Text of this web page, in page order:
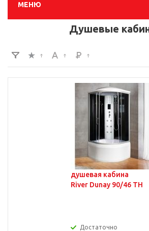
МЕНЮ
Душевые
душевая кабина
River Dunay 90/46 TH
Достаточно